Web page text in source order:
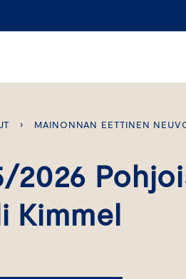
› MAINONNAN EETTINEN
2026
Kimmel